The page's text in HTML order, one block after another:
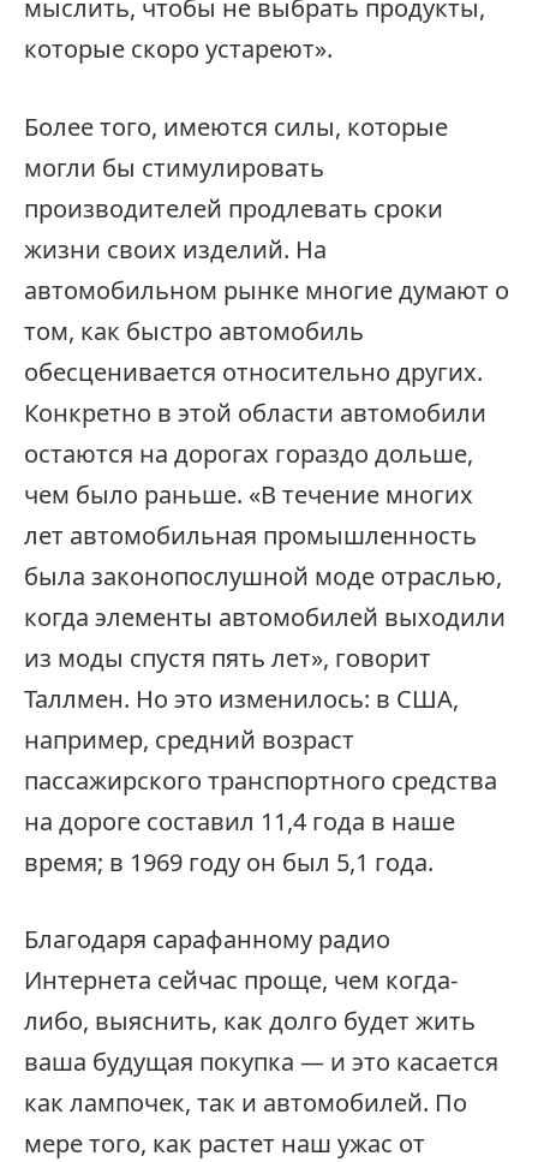
мыслить, чтобы не выбрать продукты,
которые скоро устареют».
Более того, имеются силы, которые
могли бы стимулировать
производителей продлевать сроки
жизни своих изделий. На
автомобильном рынке многие думают о
том, как быстро автомобиль
обесценивается относительно других.
Конкретно в этой области автомобили
остаются на дорогах гораздо дольше,
чем было раньше. «В течение многих
лет автомобильная промышленность
была законопослушной моде отраслью,
когда элементы автомобилей выходили
из моды спустя пять лет», говорит
Таллмен. Но это изменилось: в США,
например, средний возраст
пассажирского транспортного средства
на дороге составил 11,4 года в наше
время; в 1969 году он был 5,1 года.
Благодаря сарафанному радио
Интернета сейчас проще, чем когда-
либо, выяснить, как долго будет жить
ваша будущая покупка — и это касается
как лампочек, так и автомобилей. По
мере того, как растет наш ужас от